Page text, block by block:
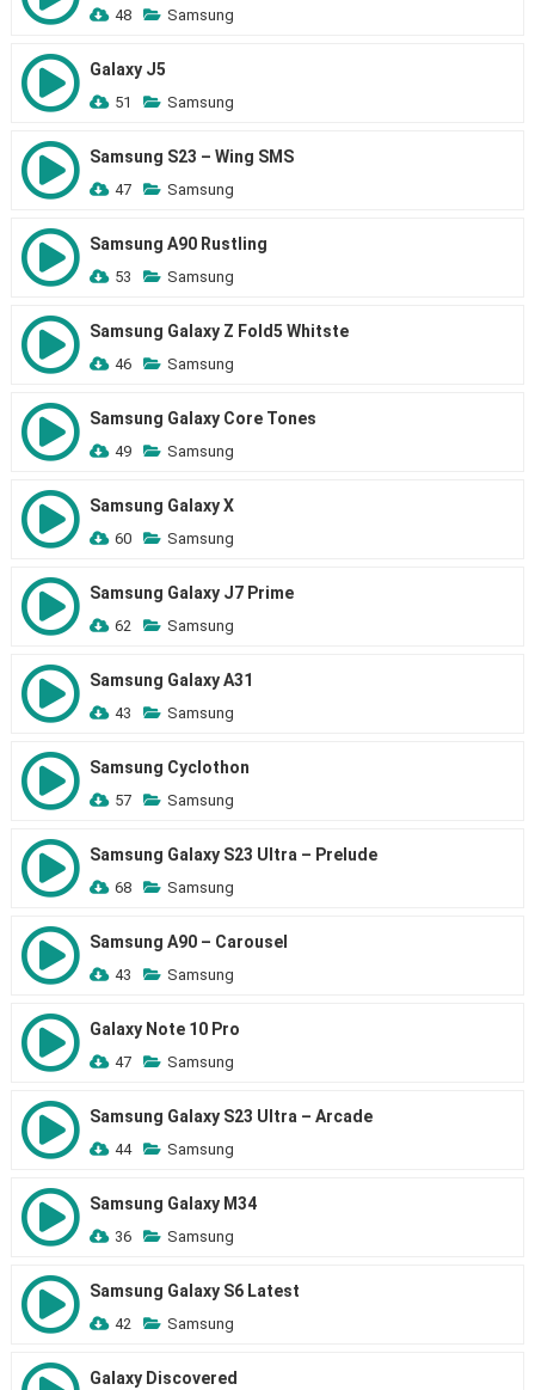
48 Samsung
Galaxy J5
51 Samsung
Samsung S23 – Wing SMS
47 Samsung
Samsung A90 Rustling
53 Samsung
Samsung Galaxy Z Fold5 Whitste
46 Samsung
Samsung Galaxy Core Tones
49 Samsung
Samsung Galaxy X
60 Samsung
Samsung Galaxy J7 Prime
62 Samsung
Samsung Galaxy A31
43 Samsung
Samsung Cyclothon
57 Samsung
Samsung Galaxy S23 Ultra – Prelude
68 Samsung
Samsung A90 – Carousel
43 Samsung
Galaxy Note 10 Pro
47 Samsung
Samsung Galaxy S23 Ultra – Arcade
44 Samsung
Samsung Galaxy M34
36 Samsung
Samsung Galaxy S6 Latest
42 Samsung
Galaxy Discovered